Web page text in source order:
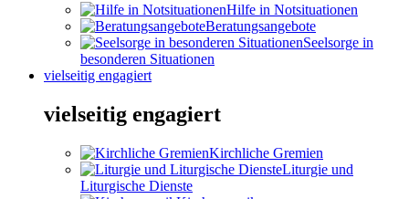
Hilfe in Notsituationen
Beratungsangebote
Seelsorge in
besonderen Situationen
vielseitig engagiert
vielseitig engagiert
Kirchliche Gremien
Liturgie und
Liturgische Dienste